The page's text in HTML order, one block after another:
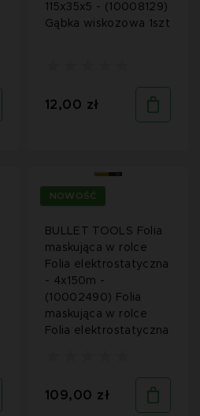
115x35x5 - (10008129)
Gąbka wiskozowa 1szt
12,00 zł
NOWOŚĆ
BULLET TOOLS Folia
maskująca w rolce
Folia elektrostatyczna
- 4x150m -
(10002490) Folia
maskująca w rolce
Folia elektrostatyczna
109,00 zł